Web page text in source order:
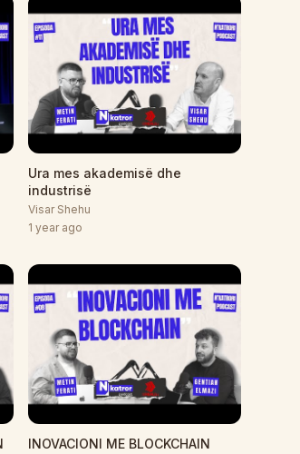
Ura mes akademisë dhe
industrisë
Visar Shehu
1 year ago
INOVACIONI ME BLOCKCHAIN